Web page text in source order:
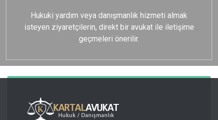
Hukuki yardım veya danışmanlık hizmeti almak
isteyen ziyaretçilerin, direkt bir avukat ile iletişime
geçmeleri önerilir.